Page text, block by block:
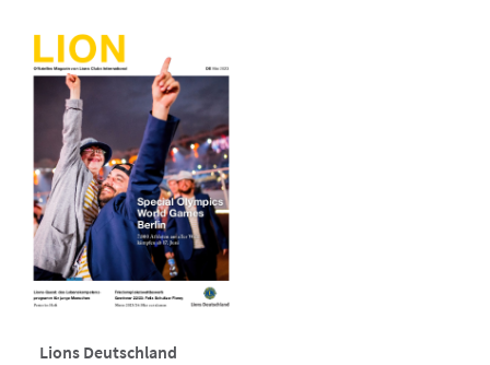
Lions Deutschland